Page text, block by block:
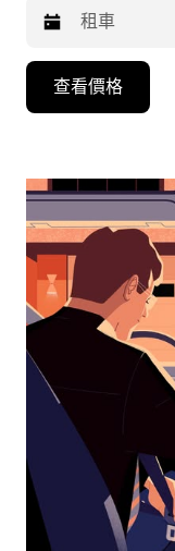
向
頭
可
用
事
擇
日
期。
查看價格